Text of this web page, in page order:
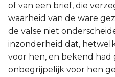
of van een brief, die
waarheid van de ware
de valse niet
inzonderheid dat,
voor hen, en bekend had
onbegrijpelijk voor hen